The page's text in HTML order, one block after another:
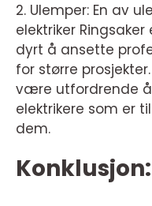
2. Ulemper: En av
elektriker
dyrt å ansette
for større
være utfordrende
elektrikere som er
dem.
Konklusjon: